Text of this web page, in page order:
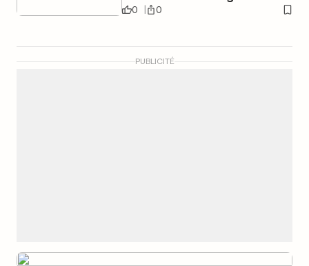
0 0
PUBLICITÉ